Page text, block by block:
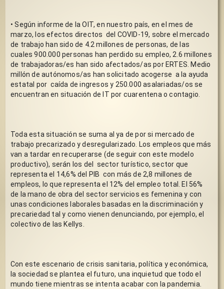
• Según informe de la OIT, en nuestro país, en el mes de
marzo, los efectos directos  del COVID-19, sobre el mercado
de trabajo han sido de 4.2 millones de personas, de las
cuales 900.000 personas han perdido su empleo, 2.6 millones
de trabajadoras/es han sido afectados/as por ERTES. Medio
millón de autónomos/as han solicitado acogerse  a la ayuda
estatal por  caída de ingresos y 250.000 asalariadas/os se
encuentran en situación de IT por cuarentena o contagio.
Toda esta situación se suma al ya de por si mercado de
trabajo precarizado y desregularizado. Los empleos que más
van a tardar en recuperarse (de seguir con este modelo
productivo), serán los del  sector turístico, sector que
representa el 14,6% del PIB  con más de 2,8 millones de
empleos, lo que representa el 12% del empleo total. El 56%
de la mano de obra del sector servicios es femenina y con
unas condiciones laborales basadas en la discriminación y
precariedad tal y como vienen denunciando, por ejemplo, el
colectivo de las Kellys.
Con este escenario de crisis sanitaria, política y económica,
la sociedad se plantea el futuro, una inquietud que todo el
mundo tiene mientras se intenta acabar con la pandemia.